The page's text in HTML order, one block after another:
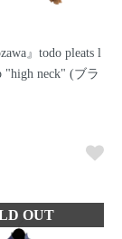
』todo pleats l
"high neck" (ブラ